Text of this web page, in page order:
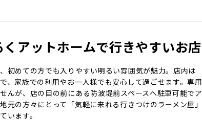
くアットホームで行きやすいお店
初めての方でも入りやすい明るい雰囲気が魅力。店内は
、家族での利用やお一人様でも安心して過ごせます。専用
んが、店の目の前にある防波堤前スペースへ駐車可能でア
元の方々にとって「気軽に来れる行きつけのラーメン屋」
います。